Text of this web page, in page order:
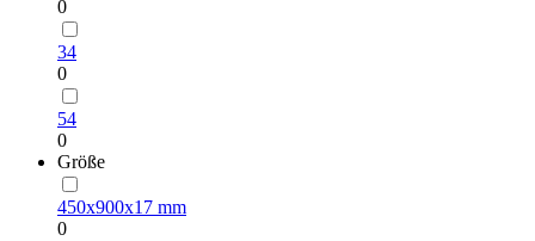
0
34
0
54
0
Größe
450х900х17 mm
0